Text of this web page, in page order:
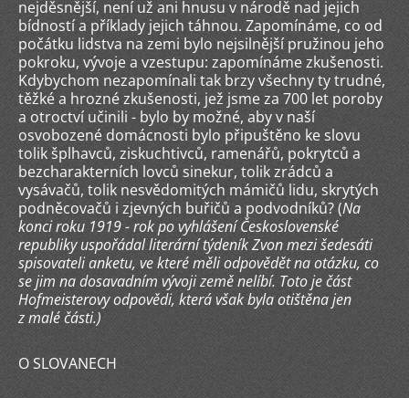
nejděsnější, není už ani hnusu v národě nad jejich
bídností a příklady jejich táhnou. Zapomínáme, co od
počátku lidstva na zemi bylo nejsilnější pružinou jeho
pokroku, vývoje a vzestupu: zapomínáme zkušenosti.
Kdybychom nezapomínali tak brzy všechny ty trudné,
těžké a hrozné zkušenosti, jež jsme za 700 let poroby
a otroctví učinili - bylo by možné, aby v naší
osvobozené domácnosti bylo připuštěno ke slovu
tolik šplhavců, ziskuchtivců, ramenářů, pokrytců a
bezcharakterních lovců sinekur, tolik zrádců a
vysávačů, tolik nesvědomitých mámičů lidu, skrytých
podněcovačů i zjevných buřičů a podvodníků? (Na
konci roku 1919 - rok po vyhlášení Československé
republiky uspořádal literární týdeník Zvon mezi šedesáti
spisovateli anketu, ve které měli odpovědět na otázku, co
se jim na dosavadním vývoji země nelíbí. Toto je část
Hofmeisterovy odpovědi, která však byla otištěna jen
z malé části.)
O SLOVANECH